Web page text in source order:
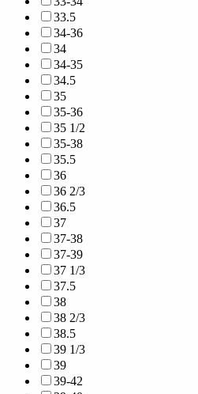
33.5
34-36
34
34-35
34.5
35
35-36
35 1/2
35-38
35.5
36
36 2/3
36.5
37
37-38
37-39
37 1/3
37.5
38
38 2/3
38.5
39 1/3
39
39-42